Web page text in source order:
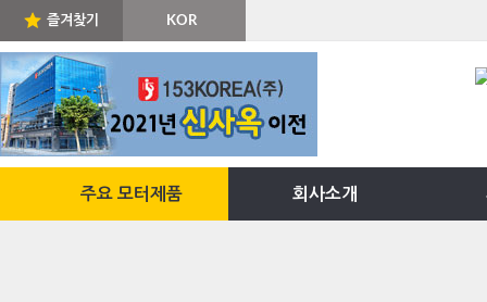
즐겨찾기 KOR
ENG
주요 모터제품 회사소개